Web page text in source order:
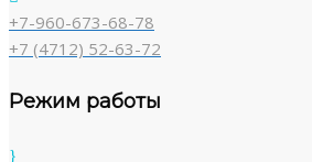
+7-960-673-68-78
+7 (4712) 52-63-72
Режим работы